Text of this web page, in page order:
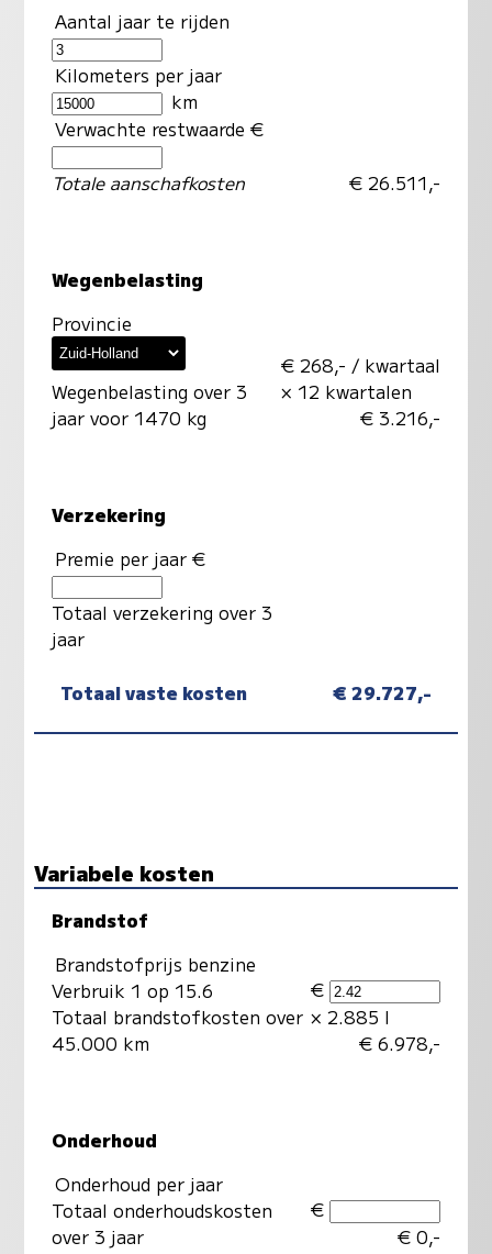
Aantal jaar te rijden
Kilometers per jaar
km
Verwachte restwaarde €
Totale aanschafkosten € 26.511,-
Wegenbelasting
Provincie
Wegenbelasting over 3
jaar voor 1470 kg
€ 268,- / kwartaal
× 12 kwartalen
€ 3.216,-
Verzekering
Premie per jaar €
Totaal verzekering over 3
jaar
Totaal vaste kosten € 29.727,-
Variabele kosten
Brandstof
Brandstofprijs benzine
Verbruik 1 op 15.6
Totaal brandstofkosten over
45.000 km
€
× 2.885 l
€ 6.978,-
Onderhoud
Onderhoud per jaar
Totaal onderhoudskosten
over 3 jaar
€
€ 0,-